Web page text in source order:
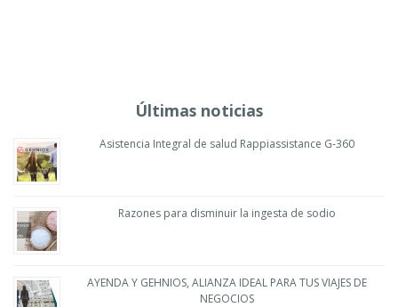
Últimas noticias
Asistencia Integral de salud Rappiassistance G-360
Razones para disminuir la ingesta de sodio
AYENDA Y GEHNIOS, ALIANZA IDEAL PARA TUS VIAJES DE
NEGOCIOS